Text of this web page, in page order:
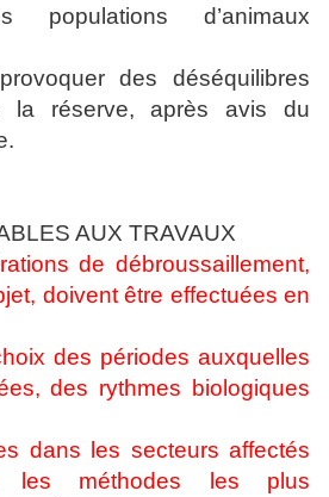
d’animaux
des déséquilibres
la réserve, après avis du
AUX TRAVAUX
de débroussaillement,
doivent être effectuées en
des périodes auxquelles
des rythmes biologiques
dans les secteurs affectés
méthodes les plus